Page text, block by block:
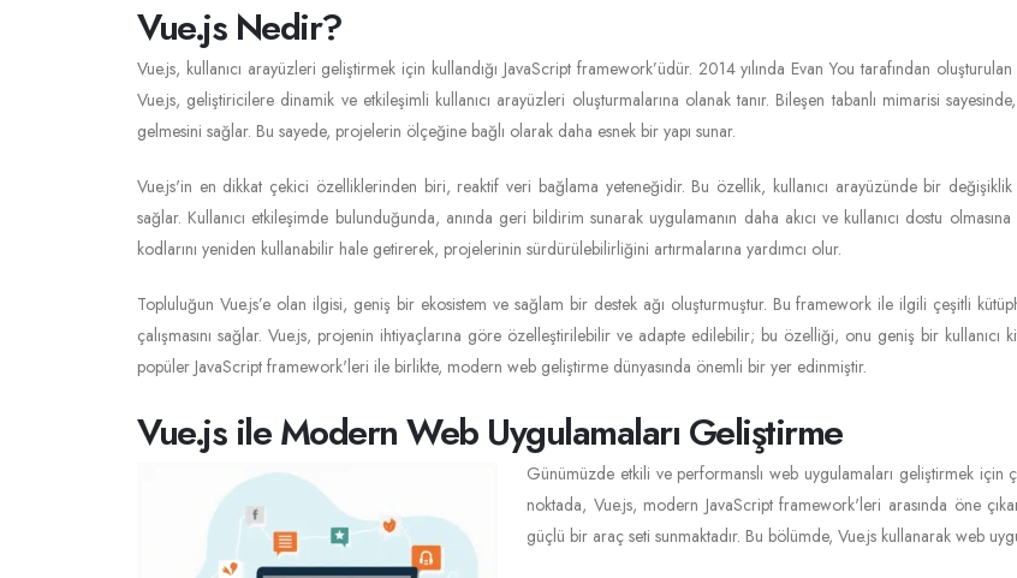
Vue.js Nedir?
Vue.js, kullanıcı arayüzleri geliştirmek için kullandığı JavaScript framework’üdür. 2014 yılında Evan You tarafından
Vue.js, geliştiricilere dinamik ve etkileşimli kullanıcı arayüzleri oluşturmalarına olanak tanır. Bileşen tabanlı mimarisi
gelmesini sağlar. Bu sayede, projelerin ölçeğine bağlı olarak daha esnek bir yapı sunar.
Vue.js'in en dikkat çekici özelliklerinden biri, reaktif veri bağlama yeteneğidir. Bu özellik, kullanıcı arayüzünde bir
sağlar. Kullanıcı etkileşimde bulunduğunda, anında geri bildirim sunarak uygulamanın daha akıcı ve kullanıcı dostu
kodlarını yeniden kullanabilir hale getirerek, projelerinin sürdürülebilirliğini artırmalarına yardımcı olur.
Topluluğun Vue.js’e olan ilgisi, geniş bir ekosistem ve sağlam bir destek ağı oluşturmuştur. Bu framework ile ilgili çeşitli
çalışmasını sağlar. Vue.js, projenin ihtiyaçlarına göre özelleştirilebilir ve adapte edilebilir; bu özelliği, onu geniş bir
popüler JavaScript framework'leri ile birlikte, modern web geliştirme dünyasında önemli bir yer edinmiştir.
Vue.js ile Modern Web Uygulamaları Geliştirme
Günümüzde etkili ve performanslı web uygulamaları geliştirmek
noktada, Vue.js, modern JavaScript framework'leri arasında öne
güçlü bir araç seti sunmaktadır. Bu bölümde, Vue.js kullanarak web